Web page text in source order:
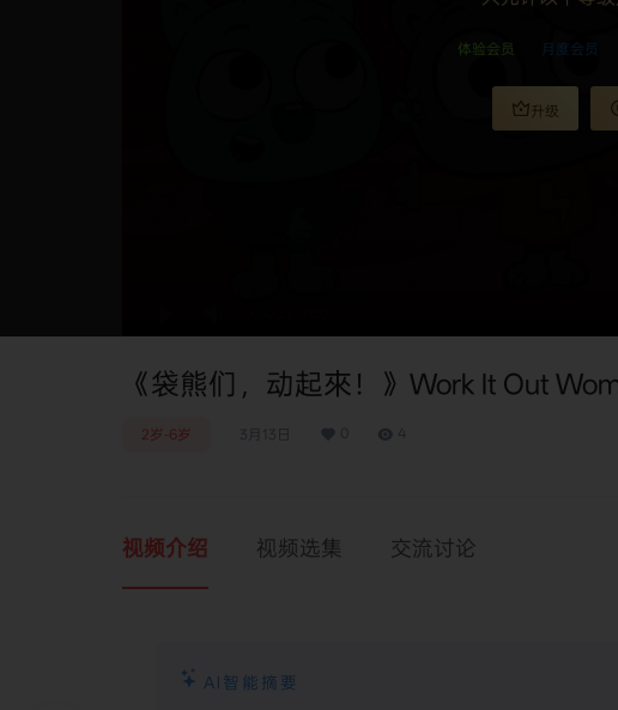
体验会员 月度会员
升级
《袋熊们，动起來！》Work It Out
2岁-6岁 3月13日 4
视频介绍 视频选集 交流讨论
AI智能摘要